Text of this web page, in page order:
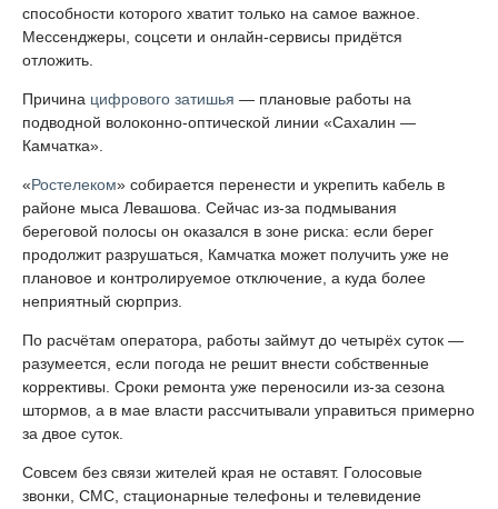
способности которого хватит только на самое важное.
Мессенджеры, соцсети и онлайн-сервисы придётся
отложить.
Причина цифрового затишья — плановые работы на
подводной волоконно-оптической линии «Сахалин —
Камчатка».
«Ростелеком» собирается перенести и укрепить кабель в
районе мыса Левашова. Сейчас из-за подмывания
береговой полосы он оказался в зоне риска: если берег
продолжит разрушаться, Камчатка может получить уже не
плановое и контролируемое отключение, а куда более
неприятный сюрприз.
По расчётам оператора, работы займут до четырёх суток —
разумеется, если погода не решит внести собственные
коррективы. Сроки ремонта уже переносили из-за сезона
штормов, а в мае власти рассчитывали управиться примерно
за двое суток.
Совсем без связи жителей края не оставят. Голосовые
звонки, СМС, стационарные телефоны и телевидение